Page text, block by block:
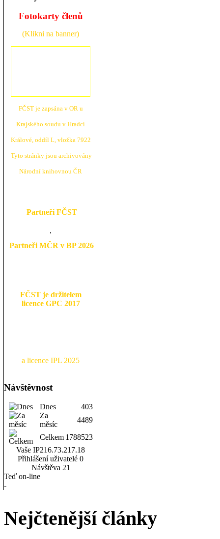
Fotokarty členů
(Klikni na banner)
FČST je zapsána v OR u
Krajského soudu v Hradci
Králové, oddíl L, vložka 7922
Tyto stránky jsou archivovány
Národní knihovnou ČR
Partneři FČST
Partneři MČR v BP 2026
FČST je držitelem
licence GPC 2017
a licence IPL 2025
Návštěvnost
Dnes
403
Za
měsíc
4489
Celkem 1788523
Vaše IP216.73.217.18
Přihlášení uživatelé 0
Návštěva 21
Teď on-line
-
Nejčtenější články